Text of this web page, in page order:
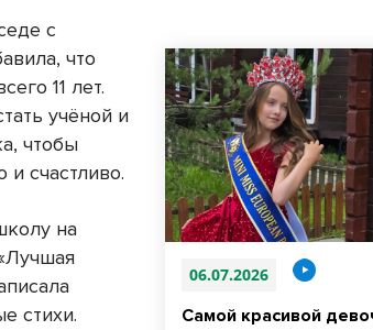
06.07.2026
Самой красивой
с
что
11 лет.
учёной и
чтобы
счастливо.
на
стихи.